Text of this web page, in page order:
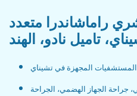
راماشاندرا متعدد
تاميل نادو، الهند
جراحة الجهاز الهضمي، الجراحة